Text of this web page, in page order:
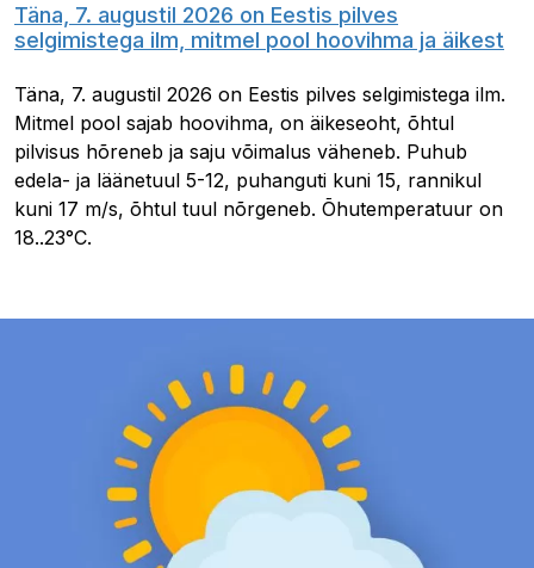
Täna, 7. augustil 2026 on Eestis pilves
selgimistega ilm, mitmel pool hoovihma ja äikest
Täna, 7. augustil 2026 on Eestis pilves selgimistega ilm.
Mitmel pool sajab hoovihma, on äikeseoht, õhtul
pilvisus hõreneb ja saju võimalus väheneb. Puhub
edela- ja läänetuul 5-12, puhanguti kuni 15, rannikul
kuni 17 m/s, õhtul tuul nõrgeneb. Õhutemperatuur on
18..23°C.